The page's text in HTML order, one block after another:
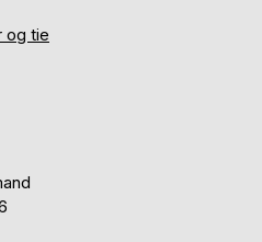
og tie